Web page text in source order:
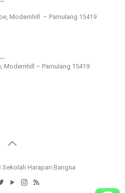
Modernhill – Pamulang 15419
Modernhill – Pamulang 15419
Harapan Bangsa